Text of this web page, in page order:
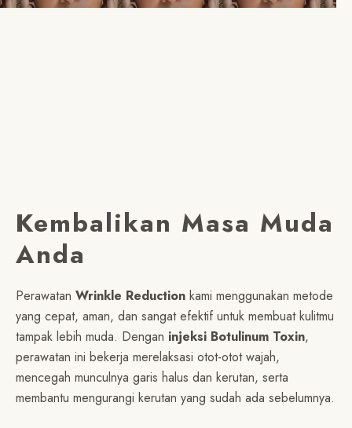
Kembalikan Masa Muda
Anda
Perawatan Wrinkle Reduction kami menggunakan metode
yang cepat, aman, dan sangat efektif untuk membuat kulitmu
tampak lebih muda. Dengan injeksi Botulinum Toxin,
perawatan ini bekerja merelaksasi otot-otot wajah,
mencegah munculnya garis halus dan kerutan, serta
membantu mengurangi kerutan yang sudah ada sebelumnya.